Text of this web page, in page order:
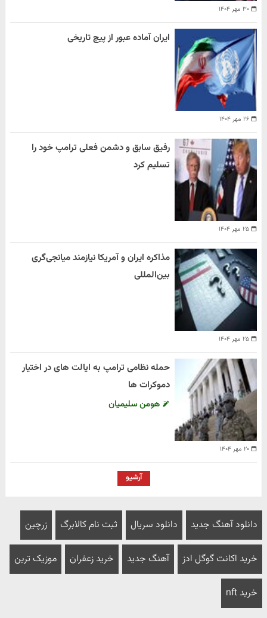
۳۰ مهر ۱۴۰۴
۲۶ مهر ۱۴۰۴
ایران آماده عبور از پیچ تاریخی
۲۵ مهر ۱۴۰۴
رفیق سابق و دشمن فعلی ترامپ خود را
تسلیم کرد
۲۵ مهر ۱۴۰۴
مذاکره ایران و آمریکا نیازمند میانجی‌گری
بین‌المللی
۲۰ مهر ۱۴۰۴
حمله نظامی ترامپ به ایالت های در اختیار
دموکرات ها
هومن سلیمیان
آرشیو
دانلود آهنگ جدید دانلود سریال ثبت نام کالابرگ زرچین
خرید اکانت گوگل ادز آهنگ جدید خرید زعفران موزیک ترین
خرید nft